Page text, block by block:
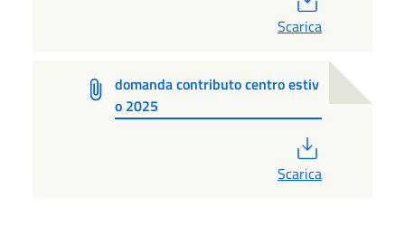
Scarica
domanda contributo centro estiv
o 2025
Scarica